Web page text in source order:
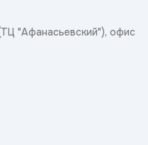
"Афанасьевский"), офис